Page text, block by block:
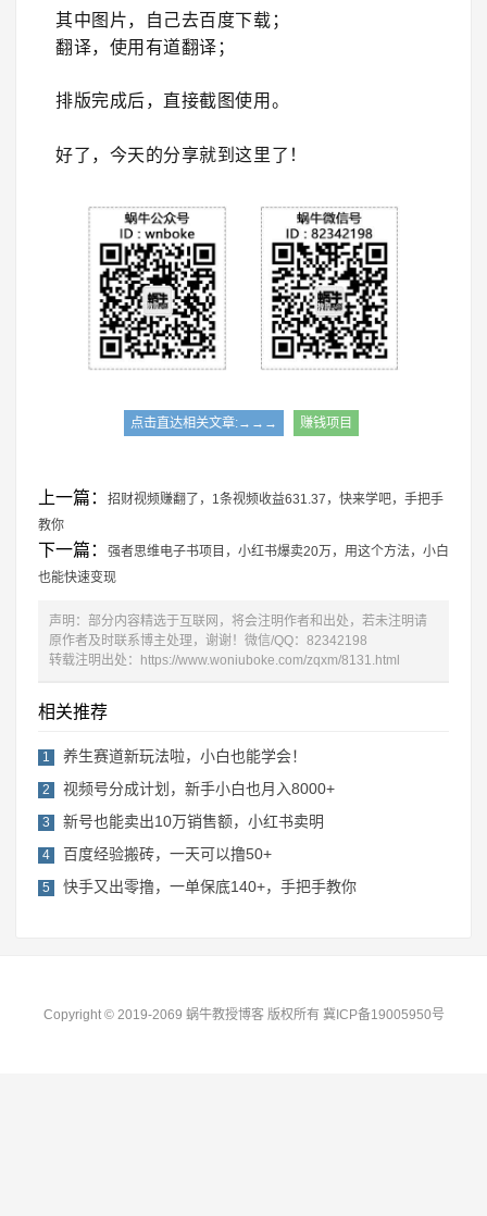
其中图片，自己去百度下载；
翻译，使用有道翻译；
排版完成后，直接截图使用。
好了，今天的分享就到这里了！
点击直达相关文章:→→→ 赚钱项目
上一篇：
招财视频赚翻了，1条视频收益631.37，快来学吧，手把手
教你
下一篇：
强者思维电子书项目，小红书爆卖20万，用这个方法，小白
也能快速变现
声明：部分内容精选于互联网，将会注明作者和出处，若未注明请
原作者及时联系博主处理，谢谢！微信/QQ：82342198
转载注明出处：
https://www.woniuboke.com/zqxm/8131.html
相关推荐
1 养生赛道新玩法啦，小白也能学会！
2 视频号分成计划，新手小白也月入8000+
3 ​新号也能卖出10万销售额，小红书卖明
4 百度经验搬砖，一天可以撸50+
5 快手又出零撸，一单保底140+，手把手教你
Copyright © 2019-2069 蜗牛教授博客 版权所有 冀ICP备19005950号